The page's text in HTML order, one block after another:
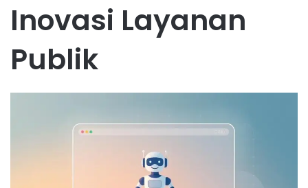
Inovasi Layanan
Publik